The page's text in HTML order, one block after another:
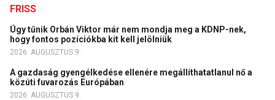
FRISS
Úgy tűnik Orbán Viktor már nem mondja meg a KDNP-nek,
hogy fontos pozíciókba kit kell jelölniük
2026. AUGUSZTUS 9.
A gazdaság gyengélkedése ellenére megállíthatatlanul nő a
közúti fuvarozás Európában
2026. AUGUSZTUS 9.